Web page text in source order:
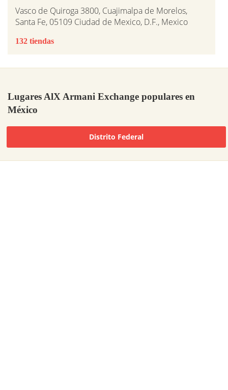
Vasco de Quiroga 3800, Cuajimalpa de Morelos,
Santa Fe, 05109 Ciudad de Mexico, D.F., Mexico
132 tiendas
Lugares AlX Armani Exchange populares en
México
Distrito Federal